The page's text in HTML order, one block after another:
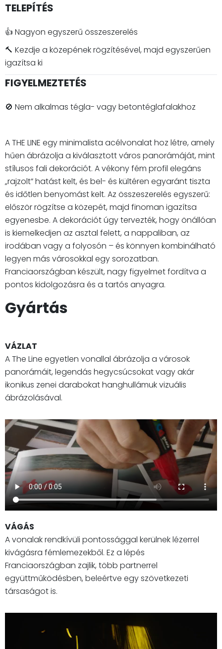
TELEPÍTÉS
👍 Nagyon egyszerű összeszerelés
🔨 Kezdje a közepének rögzítésével, majd egyszerűen
igazítsa ki
FIGYELMEZTETÉS
🚫 Nem alkalmas tégla- vagy betontéglafalakhoz
A THE LINE egy minimalista acélvonalat hoz létre, amely
hűen ábrázolja a kiválasztott város panorámáját, mint
stílusos fali dekorációt. A vékony fém profil elegáns
„rajzolt” hatást kelt, és bel- és kültéren egyaránt tiszta
és időtlen benyomást kelt. Az összeszerelés egyszerű:
először rögzítse a közepét, majd finoman igazítsa
egyenesbe. A dekorációt úgy tervezték, hogy önállóan
is kiemelkedjen az asztal felett, a nappaliban, az
irodában vagy a folyosón – és könnyen kombinálható
legyen más városokkal egy sorozatban.
Franciaországban készült, nagy figyelmet fordítva a
pontos kidolgozásra és a tartós anyagra.
Gyártás
VÁZLAT
A The Line egyetlen vonallal ábrázolja a városok
panorámáit, legendás hegycsúcsokat vagy akár
ikonikus zenei darabokat hanghullámuk vizuális
ábrázolásával.
VÁGÁS
A vonalak rendkívüli pontossággal kerülnek lézerrel
kivágásra fémlemezekből. Ez a lépés
Franciaországban zajlik, több partnerrel
együttműködésben, beleértve egy szövetkezeti
társaságot is.